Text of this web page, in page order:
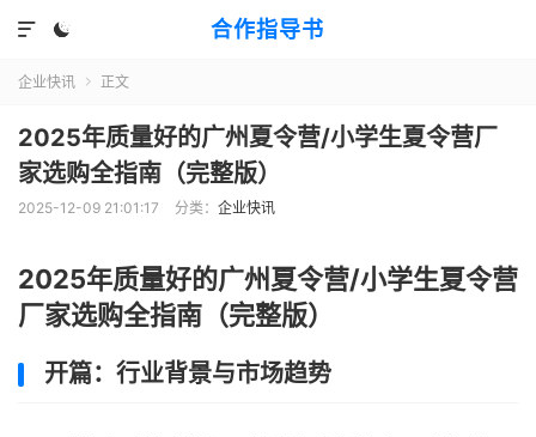
合作指导书


企业快讯  正文
2025年质量好的广州夏令营/小学生夏令营厂
家选购全指南（完整版）
2025-12-09 21:01:17 分类： 企业快讯
2025年质量好的广州夏令营/小学生夏令营
厂家选购全指南（完整版）
开篇：行业背景与市场趋势